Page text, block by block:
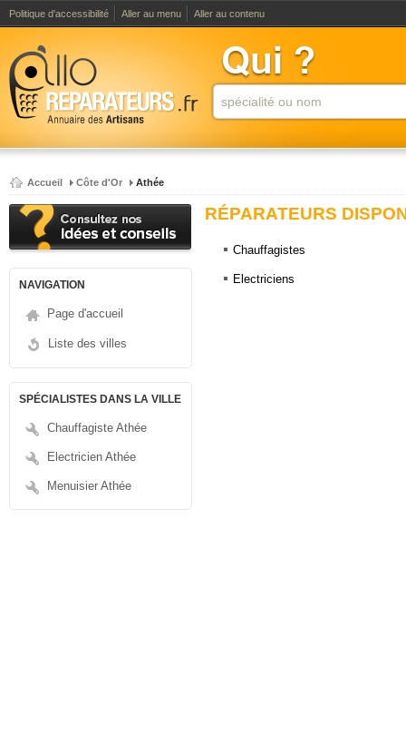
Politique d'accessibilité Aller au menu Aller au contenu
Accueil Côte d'Or Athée
NAVIGATION
Page d'accueil
Liste des villes
SPÉCIALISTES DANS LA VILLE
Chauffagiste Athée
Electricien Athée
Menuisier Athée
RÉPARATEURS
Chauffagistes
Electriciens